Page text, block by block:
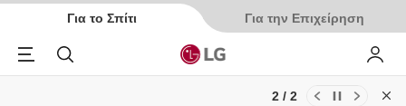
Για το Σπίτι Για την Επιχείρηση
Αναζήτηση My LG
2 / 2